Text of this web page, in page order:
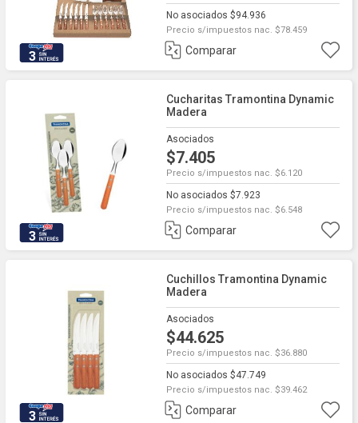
3
No asociados $94.936
Precio s/impuestos nac. $78.459
Comparar
3
Cucharitas Tramontina Dynamic
Madera
Asociados
$7.405
Precio s/impuestos nac. $6.120
No asociados $7.923
Precio s/impuestos nac. $6.548
Comparar
3
Cuchillos Tramontina Dynamic
Madera
Asociados
$44.625
Precio s/impuestos nac. $36.880
No asociados $47.749
Precio s/impuestos nac. $39.462
Comparar